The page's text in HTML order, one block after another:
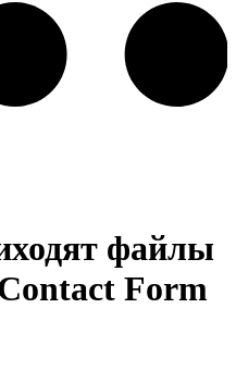
файлы
Form